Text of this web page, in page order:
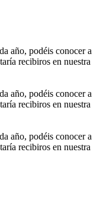
año, podéis conocer a
recibiros en nuestra
año, podéis conocer a
recibiros en nuestra
año, podéis conocer a
recibiros en nuestra